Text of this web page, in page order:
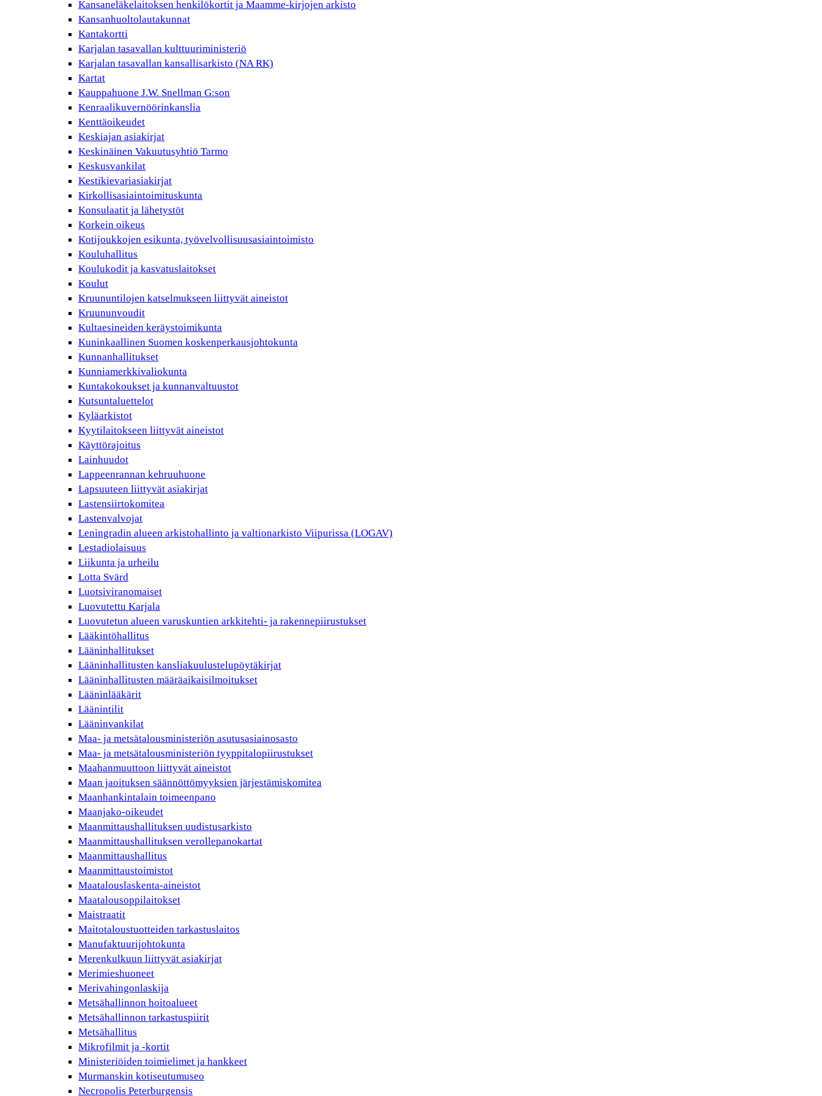
Kansaneläkelaitoksen henkilökortit ja Maamme-kirjojen arkisto
Kansanhuoltolautakunnat
Kantakortti
Karjalan tasavallan kulttuuriministeriö
Karjalan tasavallan kansallisarkisto (NA RK)
Kartat
Kauppahuone J.W. Snellman G:son
Kenraalikuvernöörinkanslia
Kenttäoikeudet
Keskiajan asiakirjat
Keskinäinen Vakuutusyhtiö Tarmo
Keskusvankilat
Kestikievariasiakirjat
Kirkollisasiaintoimituskunta
Konsulaatit ja lähetystöt
Korkein oikeus
Kotijoukkojen esikunta, työvelvollisuusasiaintoimisto
Kouluhallitus
Koulukodit ja kasvatuslaitokset
Koulut
Kruununtilojen katselmukseen liittyvät aineistot
Kruununvoudit
Kultaesineiden keräystoimikunta
Kuninkaallinen Suomen koskenperkausjohtokunta
Kunnanhallitukset
Kunniamerkkivaliokunta
Kuntakokoukset ja kunnanvaltuustot
Kutsuntaluettelot
Kyläarkistot
Kyytilaitokseen liittyvät aineistot
Käyttörajoitus
Lainhuudot
Lappeenrannan kehruuhuone
Lapsuuteen liittyvät asiakirjat
Lastensiirtokomitea
Lastenvalvojat
Leningradin alueen arkistohallinto ja valtionarkisto Viipurissa (LOGAV)
Lestadiolaisuus
Liikunta ja urheilu
Lotta Svärd
Luotsiviranomaiset
Luovutettu Karjala
Luovutetun alueen varuskuntien arkkitehti- ja rakennepiirustukset
Lääkintöhallitus
Lääninhallitukset
Lääninhallitusten kansliakuulustelupöytäkirjat
Lääninhallitusten määräaikaisilmoitukset
Lääninlääkärit
Läänintilit
Lääninvankilat
Maa- ja metsätalousministeriön asutusasiainosasto
Maa- ja metsätalousministeriön tyyppitalopiirustukset
Maahanmuuttoon liittyvät aineistot
Maan jaoituksen säännöttömyyksien järjestämiskomitea
Maanhankintalain toimeenpano
Maanjako-oikeudet
Maanmittaushallituksen uudistusarkisto
Maanmittaushallituksen verollepanokartat
Maanmittaushallitus
Maanmittaustoimistot
Maatalouslaskenta-aineistot
Maatalousoppilaitokset
Maistraatit
Maitotaloustuotteiden tarkastuslaitos
Manufaktuurijohtokunta
Merenkulkuun liittyvät asiakirjat
Merimieshuoneet
Merivahingonlaskija
Metsähallinnon hoitoalueet
Metsähallinnon tarkastuspiirit
Metsähallitus
Mikrofilmit ja -kortit
Ministeriöiden toimielimet ja hankkeet
Murmanskin kotiseutumuseo
Necropolis Peterburgensis